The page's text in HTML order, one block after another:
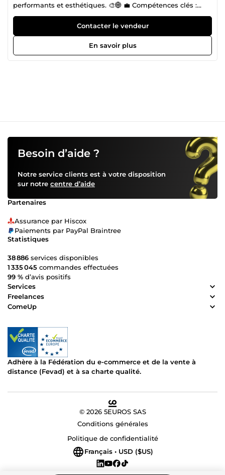
performants et esthétiques. 🎨🌐 💼 Compétences clés :
Graphic design : création de logos, bannières, visuels pour
les réseaux sociaux, supports de communication 🎨 Web
design : conception et développement de sites web
responsive, mise en page, expérience utilisateur (UX) 🌐
Créatif, à l'écoute des besoins clients, et soucieux du
Contacter le vendeur
En savoir plus
Besoin d’aide ?
Notre service clients est à votre disposition
sur notre centre d’aide
Partenaires
Assurance par Hiscox
Paiements par PayPal Braintree
Statistiques
38 886 services disponibles
1 335 045 commandes effectuées
99 % d’avis positifs
Services
Freelances
ComeUp
Adhère à la Fédération du e-commerce et de la vente à
distance (Fevad) et à sa charte qualité.
© 2026 5EUROS SAS
Conditions générales
Politique de confidentialité
Français • USD ($US)